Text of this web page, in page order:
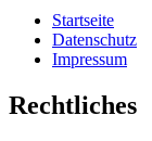
Startseite
Datenschutz
Impressum
Rechtliches